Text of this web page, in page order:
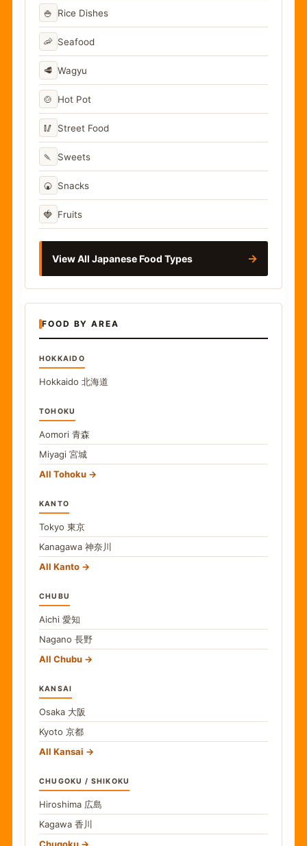
🍚 Rice Dishes
🦐 Seafood
🥩 Wagyu
🍲 Hot Pot
🥢 Street Food
🍡 Sweets
🍘 Snacks
🍓 Fruits
View All Japanese Food Types →
FOOD BY AREA
HOKKAIDO
Hokkaido 北海道
TOHOKU
Aomori 青森
Miyagi 宮城
All Tohoku
KANTO
Tokyo 東京
Kanagawa 神奈川
All Kanto
CHUBU
Aichi 愛知
Nagano 長野
All Chubu
KANSAI
Osaka 大阪
Kyoto 京都
All Kansai
CHUGOKU / SHIKOKU
Hiroshima 広島
Kagawa 香川